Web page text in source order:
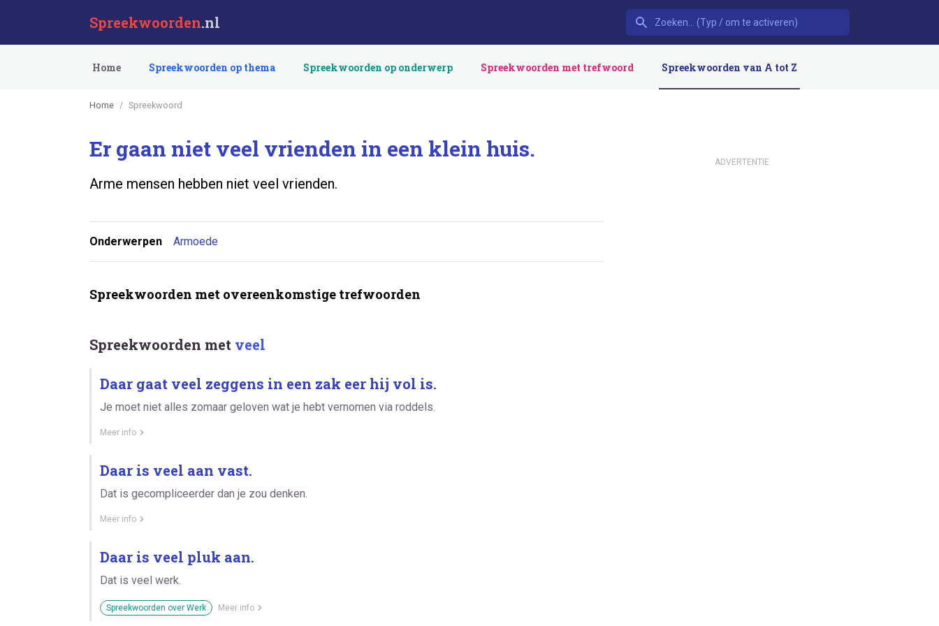
Spreekwoorden.nl
Home Spreekwoorden op thema Spreekwoorden op onderwerp Spreekwoorden met trefwoord Spreekwoorden van A tot Z
Home Spreekwoord
Er gaan niet veel vrienden in een klein huis.
Arme mensen hebben niet veel vrienden.
Onderwerpen Armoede
Spreekwoorden met overeenkomstige trefwoorden
Spreekwoorden met veel
Daar gaat veel zeggens in een zak eer hij vol is.
Je moet niet alles zomaar geloven wat je hebt vernomen via roddels.
Meer info
Daar is veel aan vast.
Dat is gecompliceerder dan je zou denken.
Meer info
Daar is veel pluk aan.
Dat is veel werk.
Spreekwoorden over Werk Meer info
ADVERTENTIE